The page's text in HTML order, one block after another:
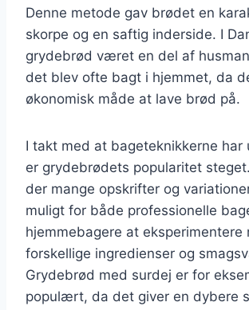
Denne metode gav brødet en
skorpe og en saftig inderside. I
grydebrød været en del af
det blev ofte bagt i hjemmet, da
økonomisk måde at lave brød på.
I takt med at bageteknikkerne har
er grydebrødets popularitet
der mange opskrifter og
muligt for både professionelle
hjemmebagere at eksperimentere
forskellige ingredienser og
Grydebrød med surdej er for
populært, da det giver en dybere